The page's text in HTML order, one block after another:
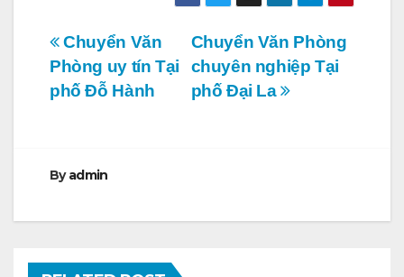
Điều
hướng
Chuyển Văn Phòng
chuyên nghiệp Tại
phố Đại La
Chuyển Văn
Phòng uy tín Tại
phố Đỗ Hành
Byadmin